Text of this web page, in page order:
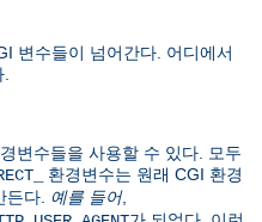
변수들이 넘어간다. 어디에서
변수들을 사용할 수 있다. 모두
환경변수는 원래 CGI 환경
든다. 예를 들어,